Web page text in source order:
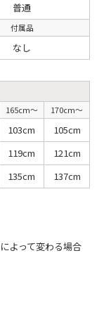
普通
付属品
なし
165cm〜
170cm〜
103cm 105cm
119cm 121cm
135cm 137cm
よって変わる場合